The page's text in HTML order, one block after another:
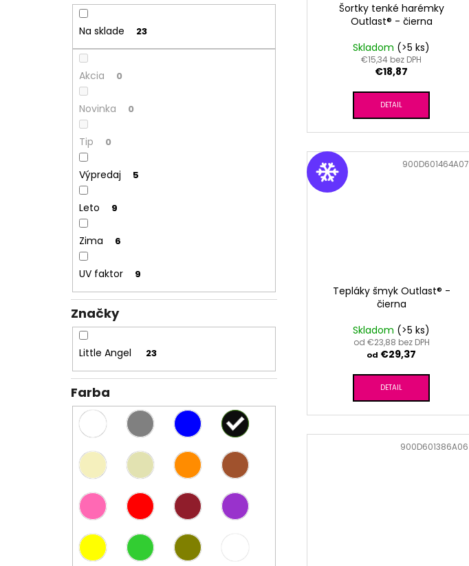
Na sklade 23
Akcia 0
Novinka 0
Tip 0
Výpredaj 5
Leto 9
Zima 6
UV faktor 9
Značky
Little Angel 23
Farba
Šortky tenké harémky
Outlast® - čierna
Skladom (>5 ks)
€15,34 bez DPH
€18,87
DETAIL
Tepláky šmyk Outlast® -
čierna
Skladom (>5 ks)
od €23,88 bez DPH
od €29,37
DETAIL
900D601464A07
900D601386A06